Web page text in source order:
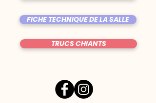
FICHE TECHNIQUE DE LA SALLE
TRUCS CHIANTS